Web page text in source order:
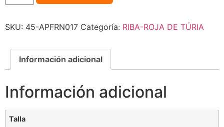
SKU: 45-APFRN017 Categoría: RIBA-ROJA DE TÚRIA
Información adicional
Información adicional
Talla